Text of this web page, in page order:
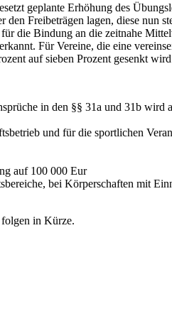
geplante Erhöhung des
Freibeträgen lagen, diese
die Bindung an die zeitnahe
Für Vereine, die eine
auf sieben Prozent gesenkt
in den §§ 31a und 31b
und für die sportlichen
auf 100 000 Eur
bei Körperschaften mit
in Kürze.